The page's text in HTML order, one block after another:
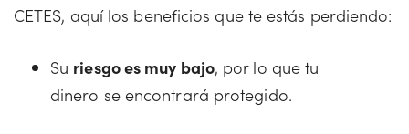
CETES, aquí los beneficios que te estás perdiendo:
Su riesgo es muy bajo, por lo que tu
dinero se encontrará protegido.